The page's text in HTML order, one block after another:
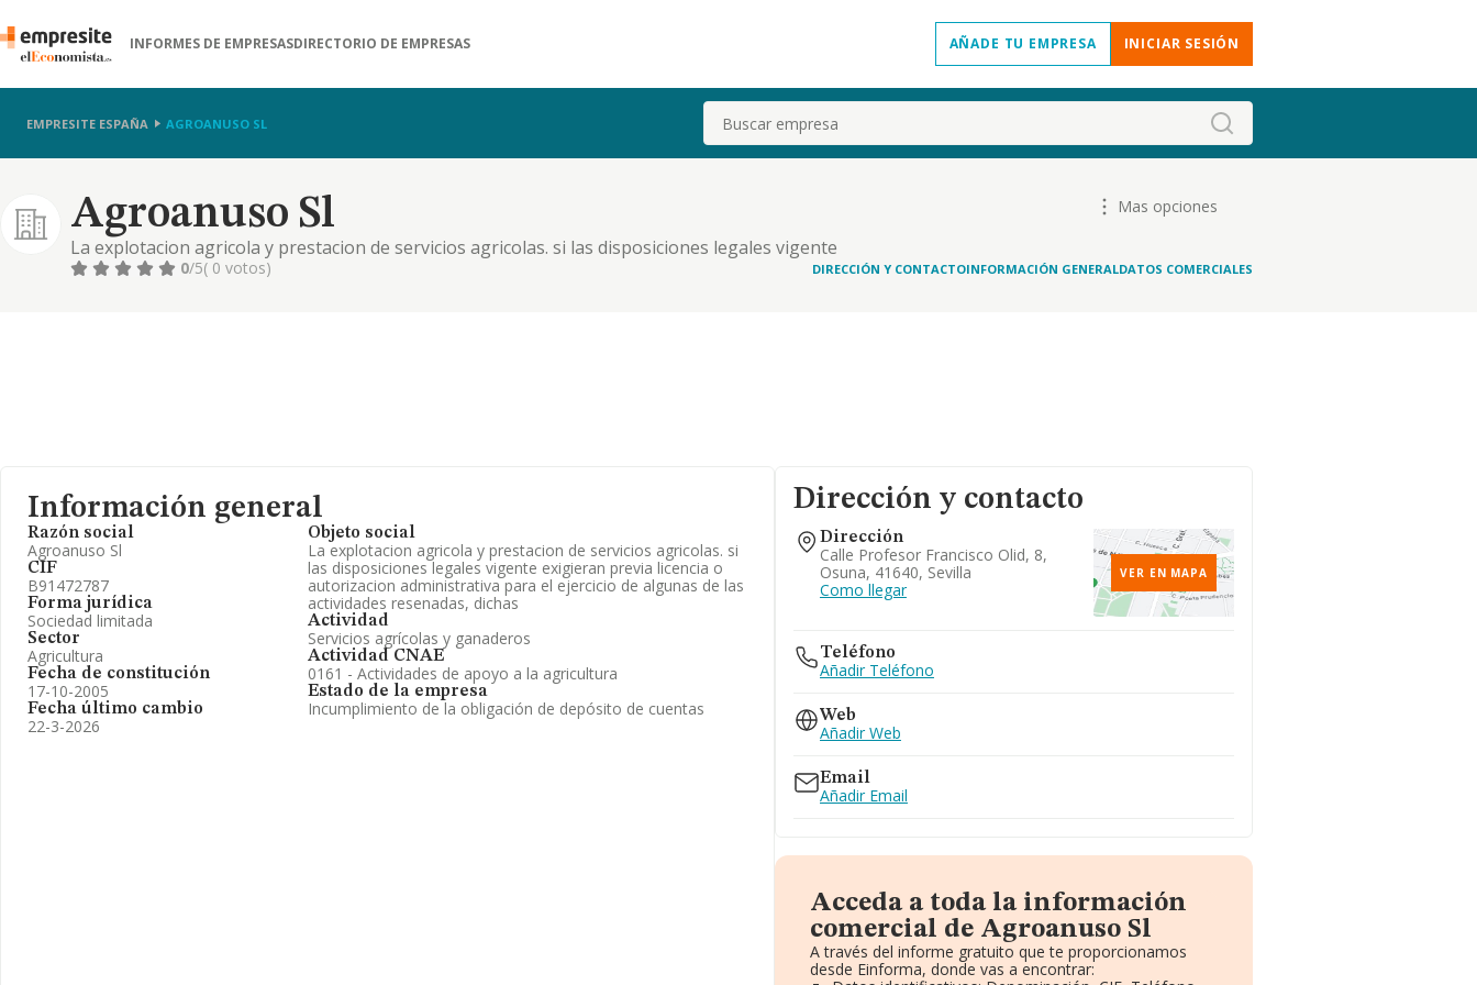
INFORMES DE EMPRESASDIRECTORIO DE EMPRESAS AÑADE TU EMPRESA INICIAR SESIÓN
EMPRESITE ESPAÑA AGROANUSO SL Buscar
Agroanuso Sl
La explotacion agricola y prestacion de servicios agricolas. si las disposiciones legales vigente
exigieran previa licencia o autorizacion administrativa para el ejercicio de algunas de las actividades
Mas opciones
0/5( 0 votos) DIRECCIÓN Y CONTACTOINFORMACIÓN GENERALDATOS COMERCIALES
Información general
Razón social
Agroanuso Sl
CIF
B91472787
Forma jurídica
Sociedad limitada
Sector
Agricultura
Fecha de constitución
17-10-2005
Fecha último cambio
22-3-2026
Objeto social
La explotacion agricola y prestacion de servicios agricolas. si
las disposiciones legales vigente exigieran previa licencia o
autorizacion administrativa para el ejercicio de algunas de las
actividades resenadas, dichas
Actividad
Servicios agrícolas y ganaderos
Actividad CNAE
0161 - Actividades de apoyo a la agricultura
Estado de la empresa
Incumplimiento de la obligación de depósito de cuentas
Dirección y contacto
Dirección
Calle Profesor Francisco Olid, 8,
Osuna, 41640, Sevilla
Como llegar
VER EN MAPA
Teléfono
Añadir Teléfono
Web
Añadir Web
Email
Añadir Email
Acceda a toda la información
comercial de Agroanuso Sl
A través del informe gratuito que te proporcionamos
desde Einforma, donde vas a encontrar: